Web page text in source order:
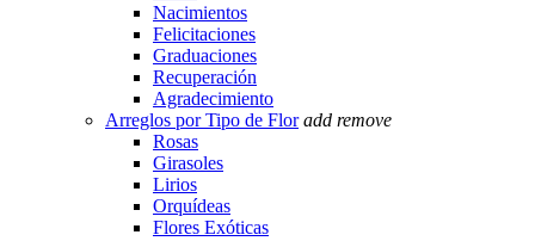
Nacimientos
Felicitaciones
Graduaciones
Recuperación
Agradecimiento
Arreglos por Tipo de Flor add remove
Rosas
Girasoles
Lirios
Orquídeas
Flores Exóticas